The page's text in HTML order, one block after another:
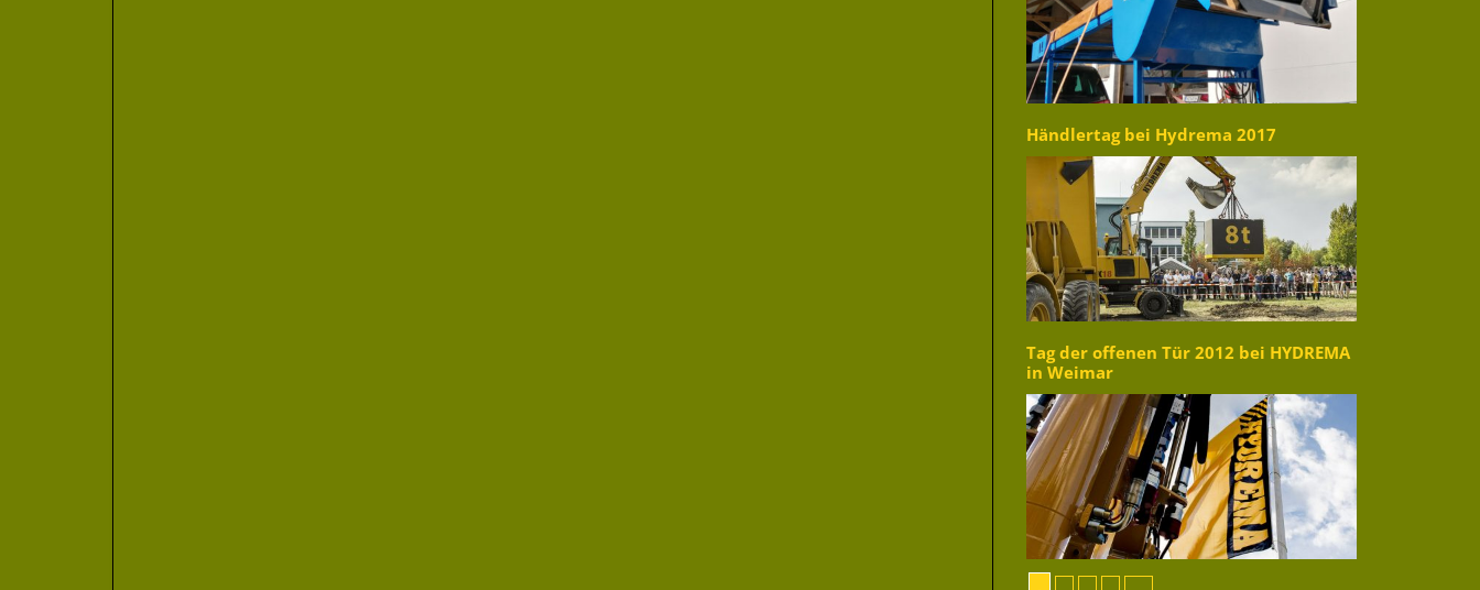
Händlertag bei Hydrema 2017
Tag der offenen Tür 2012 bei HYDREMA
in Weimar